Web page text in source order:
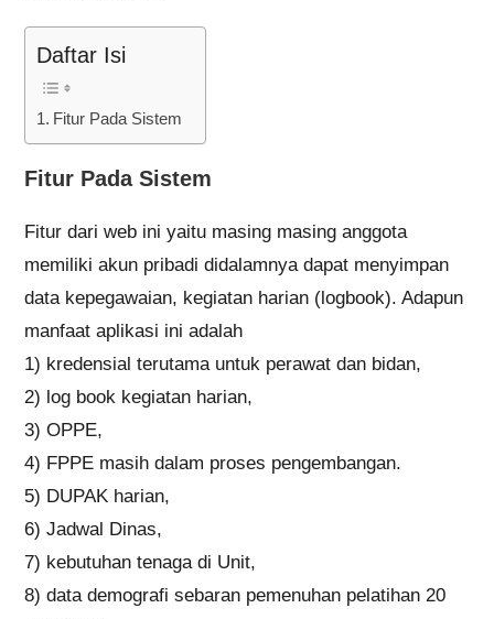
Daftar Isi
Fitur Pada Sistem
Fitur Pada Sistem
Fitur dari web ini yaitu masing masing anggota
memiliki akun pribadi didalamnya dapat menyimpan
data kepegawaian, kegiatan harian (logbook). Adapun
manfaat aplikasi ini adalah
1) kredensial terutama untuk perawat dan bidan,
2) log book kegiatan harian,
3) OPPE,
4) FPPE masih dalam proses pengembangan.
5) DUPAK harian,
6) Jadwal Dinas,
7) kebutuhan tenaga di Unit,
8) data demografi sebaran pemenuhan pelatihan 20